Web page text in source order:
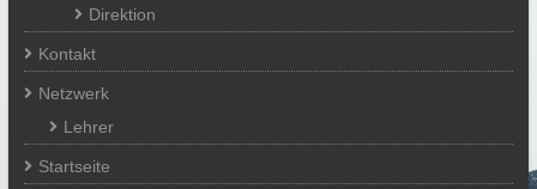
Direktion
Kontakt
Netzwerk
Lehrer
Startseite